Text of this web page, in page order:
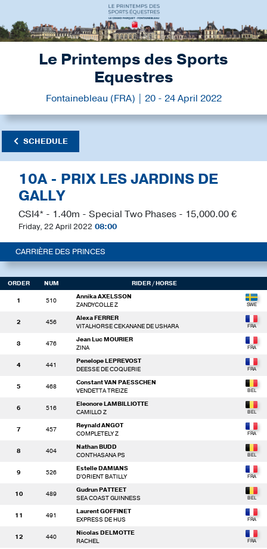
Le Printemps des Sports
Equestres
Fontainebleau (FRA) | 20 - 24 April 2022
SCHEDULE
10A - PRIX LES JARDINS DE
GALLY
CSI4* - 1.40m - Special Two Phases - 15,000.00 €
Friday, 22 April 2022 08:00
CARRIÈRE DES PRINCES
ORDER NUM RIDER/ HORSE
1 510
Annika AXELSSON
ZANDYCOLLE Z
2 456
Alexa FERRER
VITALHORSE CEKANANE DE USHARA
3 476
Jean Luc MOURIER
ZINA
4 441
Penelope LEPREVOST
DEESSE DE COQUERIE
5 468
Constant VAN PAESSCHEN
VENDETTA TREIZE
6 516
Eleonore LAMBILLIOTTE
CAMILLO Z
7 457
Reynald ANGOT
COMPLETELY Z
8 404
Nathan BUDD
CONTHASANA PS
9 526
Estelle DAMIANS
D'ORIENT BATILLY
10 489
Gudrun PATTEET
SEA COAST GUINNESS
11 491
Laurent GOFFINET
EXPRESS DE HUS
12 440
Nicolas DELMOTTE
RACHEL